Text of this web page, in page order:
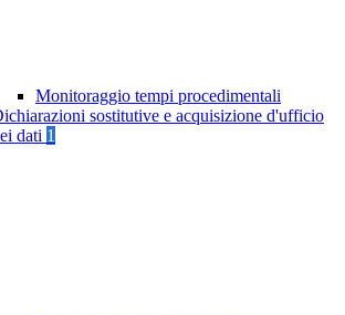
Monitoraggio tempi procedimentali
sostitutive e acquisizione d'ufficio
dati 1